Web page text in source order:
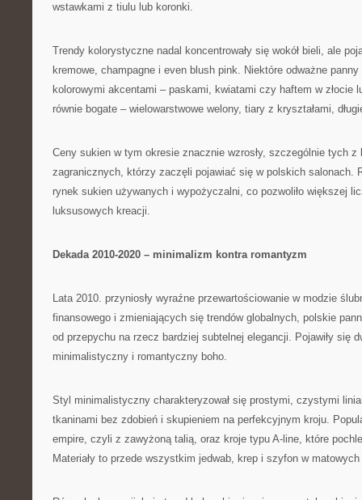
wstawkami z tiulu lub koronki.
Trendy kolorystyczne nadal koncentrowały się wokół bieli, ale
kremowe, champagne i even blush pink. Niektóre odważne panny
kolorowymi akcentami – paskami, kwiatami czy haftem w złocie
równie bogate – wielowarstwowe welony, tiary z kryształami,
Ceny sukien w tym okresie znacznie wzrosły, szczególnie tych z
zagranicznych, którzy zaczęli pojawiać się w polskich salonach.
rynek sukien używanych i wypożyczalni, co pozwoliło większej
luksusowych kreacji.
Dekada 2010-2020 – minimalizm kontra romantyzm
Lata 2010. przyniosły wyraźne przewartościowanie w modzie
finansowego i zmieniających się trendów globalnych, polskie
od przepychu na rzecz bardziej subtelnej elegancji. Pojawiły się
minimalistyczny i romantyczny boho.
Styl minimalistyczny charakteryzował się prostymi, czystymi
tkaninami bez zdobień i skupieniem na perfekcyjnym kroju.
empire, czyli z zawyżoną talią, oraz kroje typu A-line, które
Materiały to przede wszystkim jedwab, krep i szyfon w